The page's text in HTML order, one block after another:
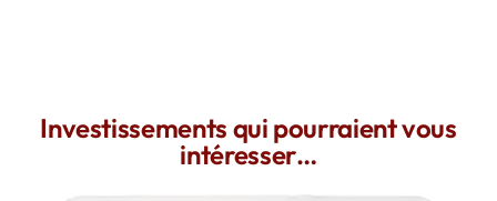
Investissements qui pourraient vous
intéresser…